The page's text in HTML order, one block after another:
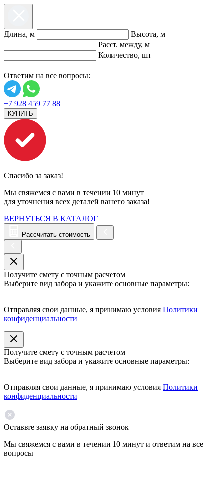
Длина, м
Высота, м
Расст. между, м
Количество, шт
Ответим на все вопросы:
+7 928 459 77 88
КУПИТЬ
Спасибо за заказ!
Мы свяжемся с вами в течении 10 минут
для уточнения всех деталей вашего заказа!
ВЕРНУТЬСЯ В КАТАЛОГ
Рассчитать стоимость
Получите смету с точным расчетом
Выберите вид забора и укажите основные параметры:
Отправляя свои данные, я принимаю условия Политики
конфиденциальности
Получите смету с точным расчетом
Выберите вид забора и укажите основные параметры:
Отправляя свои данные, я принимаю условия Политики
конфиденциальности
Оставьте заявку на обратный звонок
Мы свяжемся с вами в течении 10 минут и ответим на все
вопросы